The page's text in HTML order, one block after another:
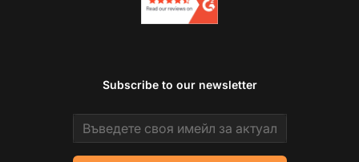
Subscribe to our newsletter
Email address